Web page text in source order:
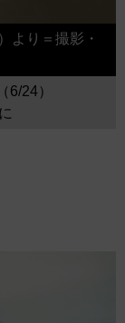
より＝撮影・
6/24）